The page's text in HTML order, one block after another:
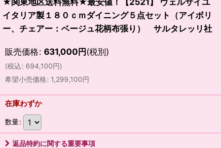
イタリア製１８０ｃｍダイニング５点セット（アイボリ
ー、チェアー：ベージュ花柄布張り） サルタレッリ社
販売価格: 631,000円(税別)
(税込: 694,100円)
希望小売価格: 1,299,100円
在庫わずか
数量:
返品特約に関する重要事項